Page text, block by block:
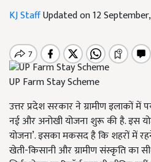
KJ StaffUpdated on 12
UP Farm Stay Scheme
उत्तर प्रदेश सरकार ने ग्रामीण इलाकों
नई और अनोखी योजना शुरू की है. इस
योजना’. इसका मकसद है कि शहरों में
खेती-किसानी और ग्रामीण संस्कृति का